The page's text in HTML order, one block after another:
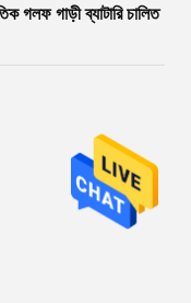
গাড়ী ব্যাটারি চালিত